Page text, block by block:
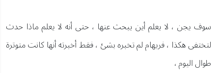
سوف يجن ، لا يعلم أين يبحث عنها ، حتى أنه لا يعلم ماذا حدث
لتختفى هكذا ، فريهام لم تخبره بشئ ، فقط أخبرته أنها كانت متوترة
طوال اليوم ،